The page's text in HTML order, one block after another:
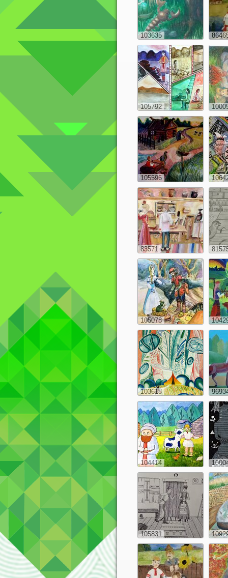
103635
105792
105596
83571
105078
103618
104414
105831